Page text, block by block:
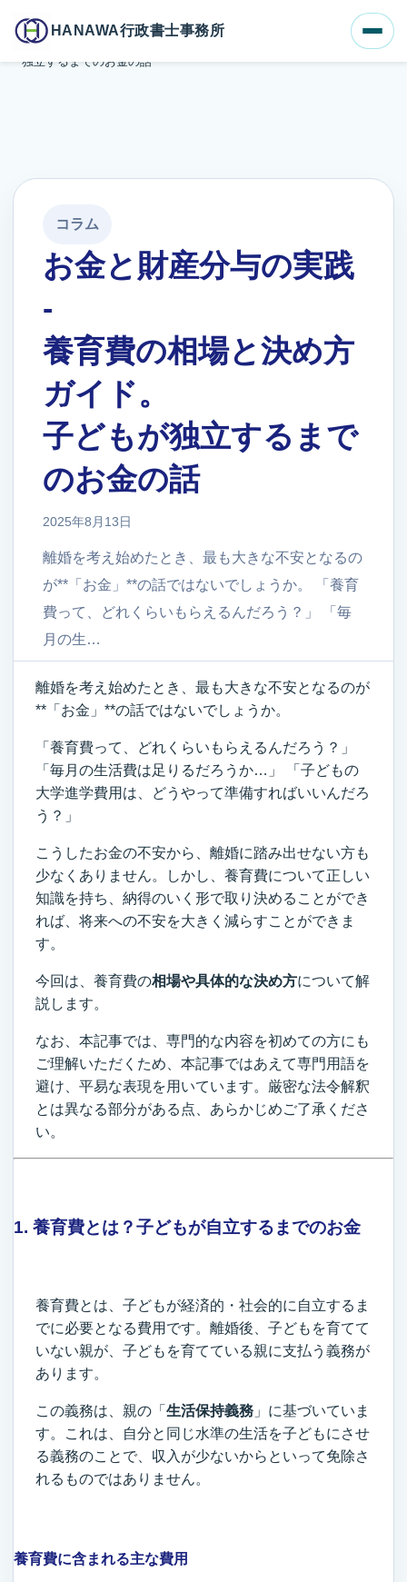
HANAWA行政書士事務所
ホーム
ブログ一覧
お金と財産分与の実践 - 養育費の相場と決め方ガイド。子どもが
独立するまでのお金の話
コラム
お金と財産分与の実践
-
養育費の相場と決め方
ガイド。
子どもが独立するまで
のお金の話
2025年8月13日
離婚を考え始めたとき、最も大きな不安となるの
が**「お金」**の話ではないでしょうか。 「養育
費って、どれくらいもらえるんだろう？」 「毎
月の生…
離婚を考え始めたとき、最も大きな不安となるのが
**「お金」**の話ではないでしょうか。
「養育費って、どれくらいもらえるんだろう？」
「毎月の生活費は足りるだろうか…」 「子どもの
大学進学費用は、どうやって準備すればいいんだろ
う？」
こうしたお金の不安から、離婚に踏み出せない方も
少なくありません。しかし、養育費について正しい
知識を持ち、納得のいく形で取り決めることができ
れば、将来への不安を大きく減らすことができま
す。
今回は、養育費の相場や具体的な決め方について解
説します。
なお、本記事では、専門的な内容を初めての方にも
ご理解いただくため、本記事ではあえて専門用語を
避け、平易な表現を用いています。厳密な法令解釈
とは異なる部分がある点、あらかじめご了承くださ
い。
1. 養育費とは？子どもが自立するまでのお金
養育費とは、子どもが経済的・社会的に自立するま
でに必要となる費用です。離婚後、子どもを育てて
いない親が、子どもを育てている親に支払う義務が
あります。
この義務は、親の「 生活保持義務 」に基づいていま
す。これは、自分と同じ水準の生活を子どもにさせ
る義務のことで、収入が少ないからといって免除さ
れるものではありません。
養育費に含まれる主な費用